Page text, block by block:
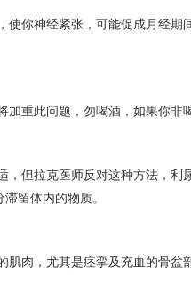
使你神经紧张，可能促成月经
重此问题，勿喝酒，如果你非
，但拉克医师反对这种方法，利
留体内的物质。
肌肉，尤其是痉挛及充血的骨盆